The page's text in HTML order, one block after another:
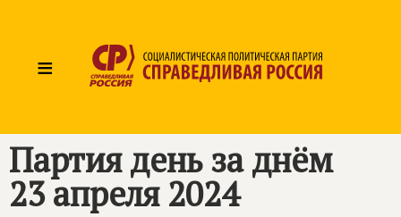
≡
Партия день за днём
23 апреля 2024